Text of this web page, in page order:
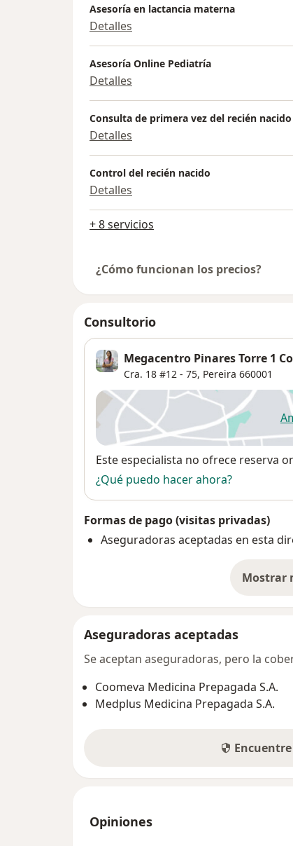
Asesoría en lactancia materna
Detalles
Asesoría Online Pediatría
Detalles
Consulta de primera vez del recién nacido
Detalles
Control del recién nacido
Detalles
+ 8 servicios
¿Cómo funcionan los precios?
Consultorio
Megacentro Pinares Torre 1
Cra. 18 #12 - 75, Pereira 660001
Disponibilidad
Este especialista no ofrece reserva
¿Qué puedo hacer ahora?
Formas de pago (visitas privadas)
Aseguradoras aceptadas en esta
Mostrar
Aseguradoras aceptadas
Se aceptan aseguradoras, pero la
Coomeva Medicina Prepagada S.A.
Medplus Medicina Prepagada S.A.
Opiniones